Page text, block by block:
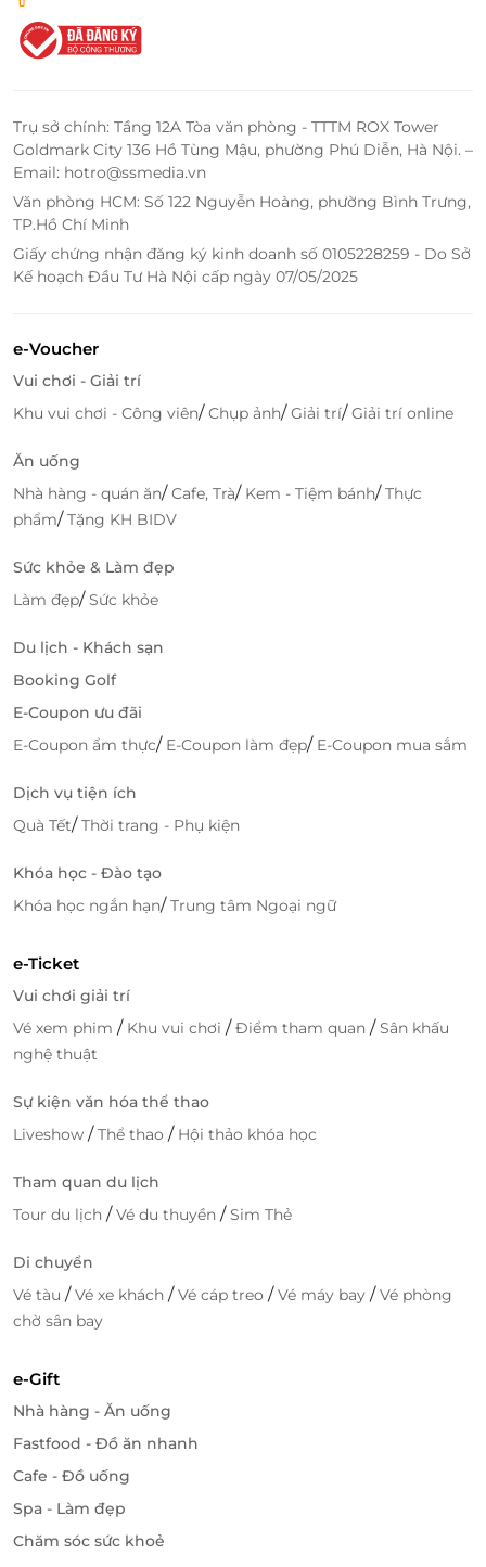
Súp sơn hào hải vị
Chè long nhãn hạt sen
thưởng thức các món ăn đạt chuẩn vệ sinh an toàn
thực phẩm mà còn hoàn toàn yên tâm trải nghiệm
chuyến đi một cách trọn vẹn khi du thuyền nhà
hải.
tình cùng chất lượng dịch vụ đẳng cấp, Saigon
mọi khách hàng.
khách sạn
Trụ sở chính: Tầng 12A Tòa văn phòng - TTTM ROX Tower
Goldmark City 136 Hồ Tùng Mậu, phường Phú Diễn, Hà Nội. –
Email: hotro@ssmedia.vn
Văn phòng HCM: Số 122 Nguyễn Hoàng, phường Bình Trưng,
TP.Hồ Chí Minh
Giấy chứng nhận đăng ký kinh doanh số 0105228259 - Do Sở
Kế hoạch Đầu Tư Hà Nội cấp ngày 07/05/2025
e-Voucher
Vui chơi - Giải trí
Khu vui chơi - Công viên/Chụp ảnh/Giải trí/Giải trí online
Ăn uống
Nhà hàng - quán ăn/Cafe, Trà/ Kem - Tiệm bánh/Thực
phẩm/Tặng KH BIDV
Sức khỏe & Làm đẹp
Làm đẹp/Sức khỏe
Du lịch - Khách sạn
Booking Golf
E-Coupon ưu đãi
E-Coupon ẩm thực/ E-Coupon làm đẹp/ E-Coupon mua sắm
Dịch vụ tiện ích
Quà Tết/Thời trang - Phụ kiện
Khóa học - Đào tạo
Khóa học ngắn hạn/Trung tâm Ngoại ngữ
e-Ticket
Vui chơi giải trí
Vé xem phim / Khu vui chơi /Điểm tham quan /Sân khấu
nghệ thuật
Sự kiện văn hóa thể thao
Liveshow /Thể thao / Hội thảo khóa học
Tham quan du lịch
Tour du lịch /Vé du thuyền /Sim Thẻ
Di chuyển
Vé tàu /Vé xe khách /Vé cáp treo /Vé máy bay /Vé phòng
chờ sân bay
e-Gift
Nhà hàng - Ăn uống
Fastfood - Đồ ăn nhanh
Cafe - Đồ uống
Spa - Làm đẹp
Chăm sóc sức khoẻ